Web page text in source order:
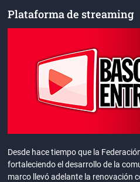
Plataforma de streaming
Desde hace tiempo que la
fortaleciendo el desarrollo de la
marco llevó adelante la renovación